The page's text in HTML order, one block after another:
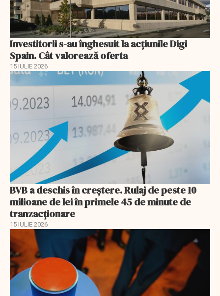
Investitorii s-au înghesuit la acțiunile Digi
Spain. Cât valorează oferta
15 IULIE 2026
BVB a deschis în creştere. Rulaj de peste 10
milioane de lei în primele 45 de minute de
tranzacționare
15 IULIE 2026